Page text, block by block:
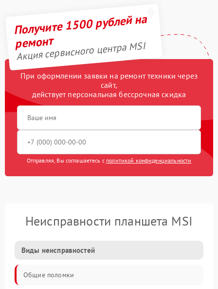
Получите 1500 рублей на
ремонт
Акция сервисного центра MSI
При оформлении заявки на ремонт техники через
сайт,
действует персональная бессрочная скидка
Отправляя, Вы соглашаетесь с политикой конфиденциальности
Неисправности планшета MSI
Виды неисправностей
Общие поломки